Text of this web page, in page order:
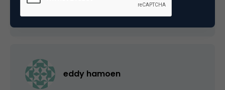
8 maart 2010 om 12:01
eddy hamoen